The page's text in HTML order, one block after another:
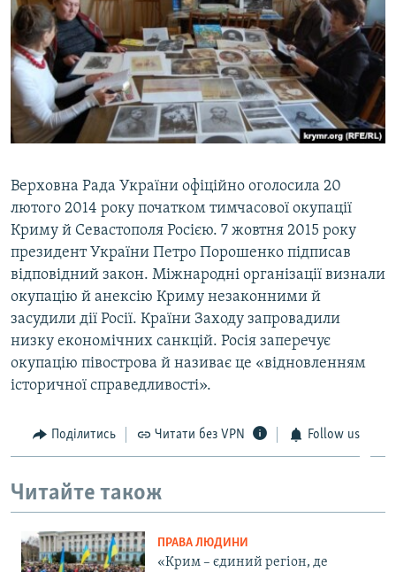
Верховна Рада України офіційно оголосила 20
лютого 2014 року початком тимчасової окупації
Криму й Севастополя Росією. 7 жовтня 2015 року
президент України Петро Порошенко підписав
відповідний закон. Міжнародні організації визнали
окупацію й анексію Криму незаконними й
засудили дії Росії. Країни Заходу запровадили
низку економічних санкцій. Росія заперечує
окупацію півострова й називає це «відновленням
історичної справедливості».
Поділитись Читати без VPN Follow us
Читайте також
ПРАВА ЛЮДИНИ
«Крим – єдиний регіон, де